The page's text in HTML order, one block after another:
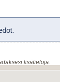
lisätietoja.